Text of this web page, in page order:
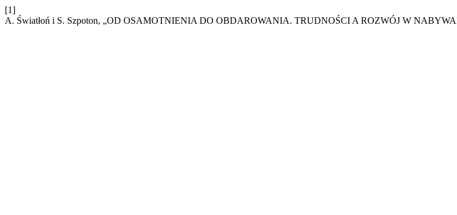
[1]
A. Światłoń i S. Szpoton, „OD OSAMOTNIENIA DO OBDAROWANIA. TRUDNOŚCI A ROZWÓJ W